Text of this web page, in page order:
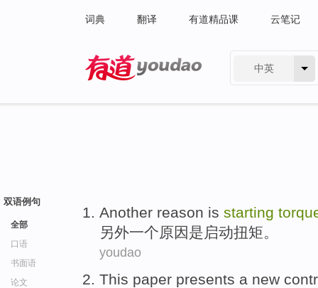
词典 翻译 有道精品课 云笔记
中英
双语例句
全部
口语
书面语
论文
Another reason is starting
另外一个原因是启动扭矩。
youdao
This paper presents a new